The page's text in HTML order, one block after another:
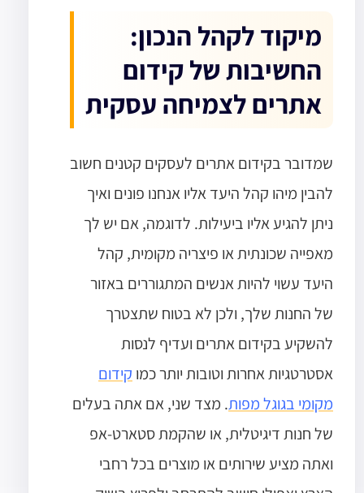
מיקוד לקהל הנכון:
החשיבות של קידום
אתרים לצמיחה עסקית
שמדובר בקידום אתרים לעסקים קטנים חשוב
להבין מיהו קהל היעד אליו אנחנו פונים ואיך
ניתן להגיע אליו ביעילות. לדוגמה, אם יש לך
מאפייה שכונתית או פיצריה מקומית, קהל
היעד עשוי להיות אנשים המתגוררים באזור
של החנות שלך, ולכן לא בטוח שתצטרך
להשקיע בקידום אתרים ועדיף לנסות
אסטרטגיות אחרות וטובות יותר כמו קידום
מקומי בגוגל מפות. מצד שני, אם אתה בעלים
של חנות דיגיטלית, או שהקמת סטארט-אפ
ואתה מציע שירותים או מוצרים בכל רחבי